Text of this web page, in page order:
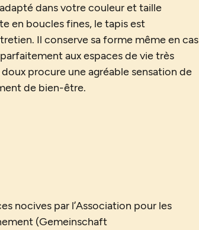
dans votre couleur et taille
en boucles fines, le tapis est
Il conserve sa forme même en cas
aux espaces de vie très
procure une agréable sensation de
de bien-être.
nocives par l’Association pour les
(Gemeinschaft